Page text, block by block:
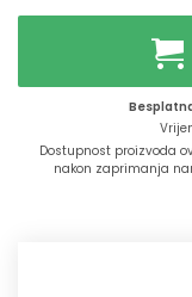
Dostupnost proizvoda
nakon zaprimanja